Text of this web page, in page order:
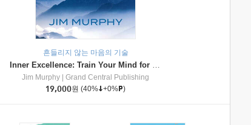
흔들리지 않는 마음의 기술
Inner Excellence: Train Your Mind for Extraordinary Performance and the Best Possible Life
Jim Murphy
Grand Central Publishing
19,000원 (40% +0% )